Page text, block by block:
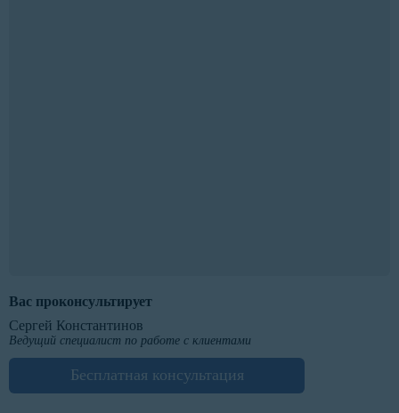
Вас проконсультирует
Сергей Константинов
Ведущий специалист по работе с клиентами
Бесплатная консультация